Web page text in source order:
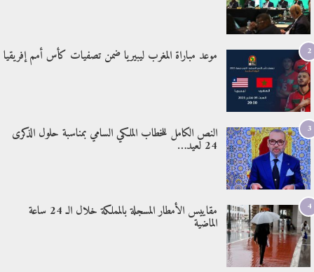
2 موعد مباراة المغرب ليبيريا ضمن تصفيات كأس أمم إفريقيا
3 النص الكامل للخطاب الملكي السامي بمناسبة حلول الذكرى
24 لعيد…
4 مقاييس الأمطار المسجلة بالمملكة خلال الـ 24 ساعة
الماضية